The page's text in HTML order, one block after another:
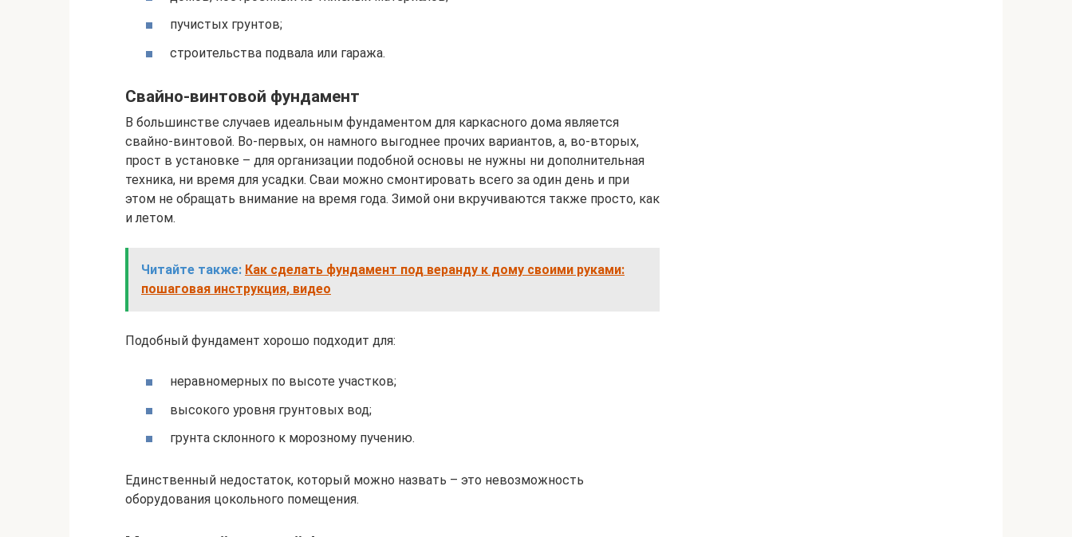
пучистых грунтов;
строительства подвала или гаража.
Свайно-винтовой фундамент
В большинстве случаев идеальным фундаментом для каркасного дома является
свайно-винтовой. Во-первых, он намного выгоднее прочих вариантов, а, во-вторых,
прост в установке – для организации подобной основы не нужны ни дополнительная
техника, ни время для усадки. Сваи можно смонтировать всего за один день и при
этом не обращать внимание на время года. Зимой они вкручиваются также просто, как
и летом.
Читайте также: Как сделать фундамент под веранду к дому своими руками:
пошаговая инструкция, видео
Подобный фундамент хорошо подходит для:
неравномерных по высоте участков;
высокого уровня грунтовых вод;
грунта склонного к морозному пучению.
Единственный недостаток, который можно назвать – это невозможность
оборудования цокольного помещения.